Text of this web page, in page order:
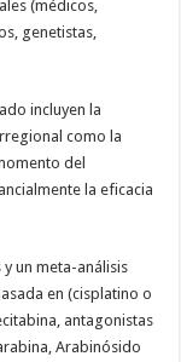
(médicos,
genetistas,
incluyen la
como la
del
la eficacia
un meta-análisis
en (cisplatino o
antagonistas
Arabinósido